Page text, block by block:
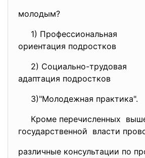
молодым?
1) Профессиональная
ориентация подростков
2) Социально-трудовая
адаптация подростков
3)"Молодежная практика".
Кроме перечисленных
государственной власти
различные консультации по